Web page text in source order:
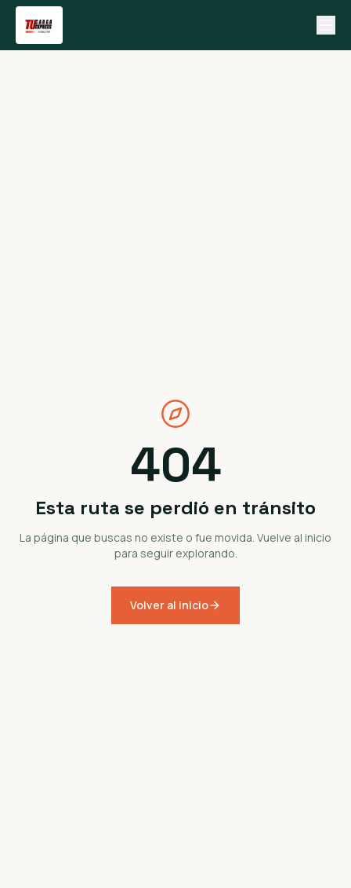
404
Esta ruta se perdió en tránsito
La página que buscas no existe o fue movida. Vuelve al inicio
para seguir explorando.
Volver al inicio